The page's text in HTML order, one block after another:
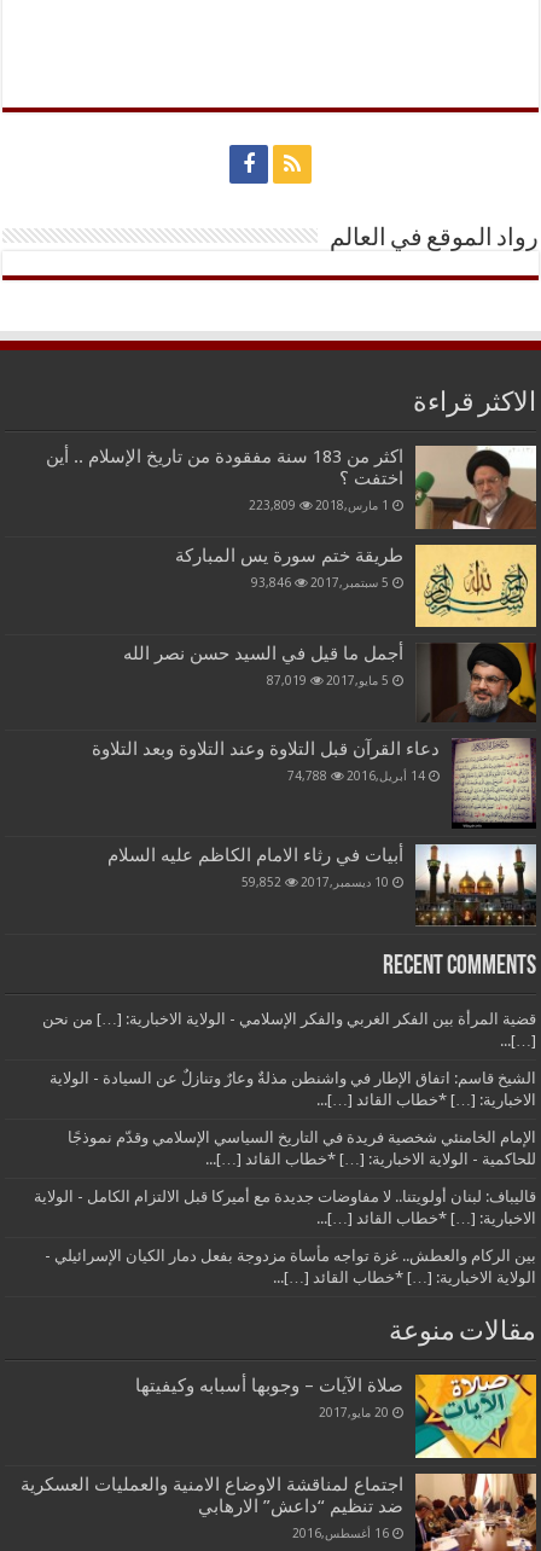
رواد الموقع في العالم
الاكثر قراءة
اكثر من 183 سنة مفقودة من تاريخ الإسلام .. أين
اختفت ؟
1 مارس,2018 223,809
طريقة ختم سورة يس المباركة
5 سبتمبر,2017 93,846
أجمل ما قيل في السيد حسن نصر الله
5 مايو,2017 87,019
دعاء القرآن قبل التلاوة وعند التلاوة وبعد التلاوة
14 أبريل,2016 74,788
أبيات في رثاء الامام الكاظم عليه السلام
10 ديسمبر,2017 59,852
Recent Comments
قضية المرأة بين الفكر الغربي والفكر الإسلامي - الولاية الاخبارية: […] من نحن
[…]...
الشيخ قاسم: اتفاق الإطار في واشنطن مذلةٌ وعارٌ وتنازلٌ عن السيادة - الولاية
الاخبارية: […] *خطاب القائد […]...
الإمام الخامنئي شخصية فريدة في التاريخ السياسي الإسلامي وقدّم نموذجًا
للحاكمية - الولاية الاخبارية: […] *خطاب القائد […]...
قاليباف: لبنان أولويتنا.. لا مفاوضات جديدة مع أميركا قبل الالتزام الكامل - الولاية
الاخبارية: […] *خطاب القائد […]...
بين الركام والعطش.. غزة تواجه مأساة مزدوجة بفعل دمار الكيان الإسرائيلي -
الولاية الاخبارية: […] *خطاب القائد […]...
مقالات منوعة
صلاة الآيات – وجوبها أسبابه وكيفيتها
20 مايو,2017
اجتماع لمناقشة الاوضاع الامنية والعمليات العسكرية
ضد تنظيم “داعش” الارهابي
16 أغسطس,2016